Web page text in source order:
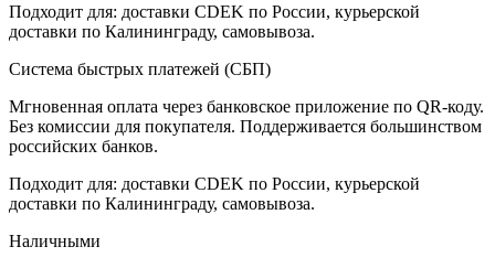
Подходит для: доставки CDEK по России, курьерской
доставки по Калининграду, самовывоза.
Система быстрых платежей (СБП)
Мгновенная оплата через банковское приложение по QR-коду.
Без комиссии для покупателя. Поддерживается большинством
российских банков.
Подходит для: доставки CDEK по России, курьерской
доставки по Калининграду, самовывоза.
Наличными